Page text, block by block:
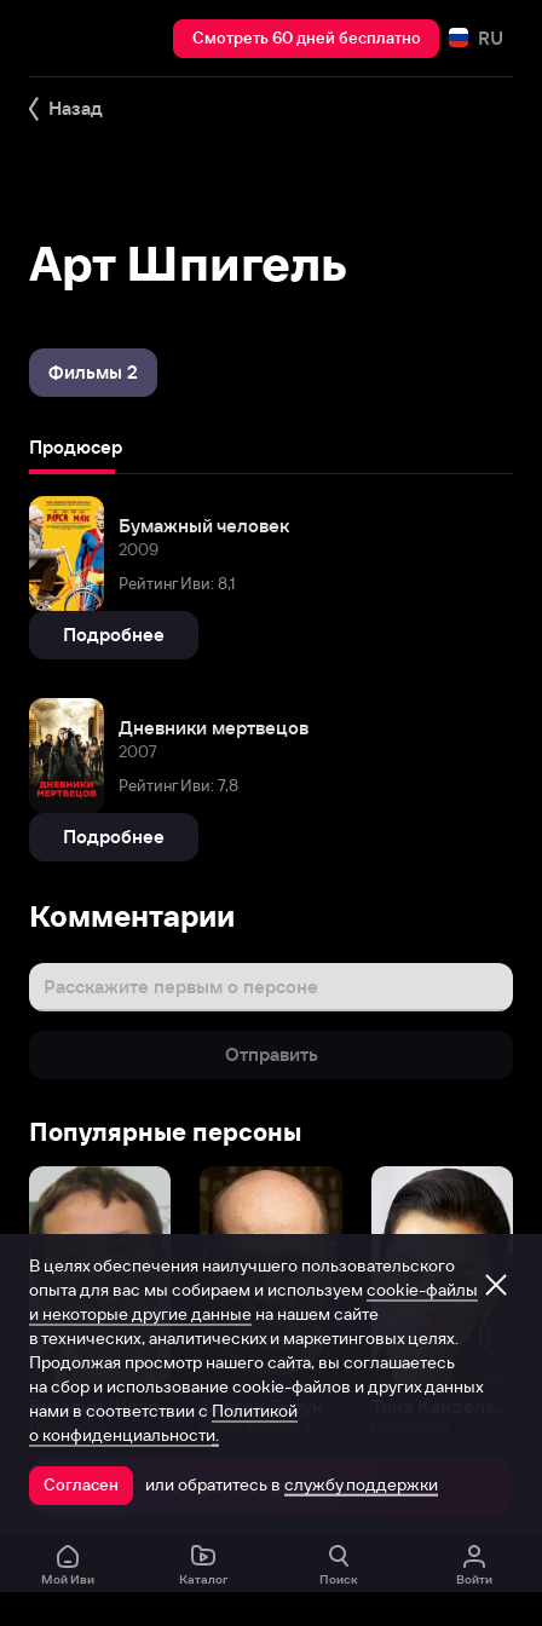
Смотреть 60 дней бесплатно RU
Назад
Арт Шпигель
Фильмы 2
Продюсер
Бумажный человек
2009
Рейтинг Иви: 8,1
Подробнее
Дневники мертвецов
2007
Рейтинг Иви: 7,8
Подробнее
Комментарии
Расскажите первым о персоне
Отправить
Популярные персоны
Виталий Шляппо
Продюсер Актёр дубляжа
Открыть в приложении
Мой Иви Каталог Поиск Войти
В целях обеспечения наилучшего пользовательского
опыта для вас мы собираем и используем cookie-файлы
и некоторые другие данные на нашем сайте
в технических, аналитических и маркетинговых целях.
Продолжая просмотр нашего сайта, вы соглашаетесь
на сбор и использование cookie-файлов и других данных
нами в соответствии с Политикой
о конфиденциальности.
Согласен или обратитесь в службу поддержки